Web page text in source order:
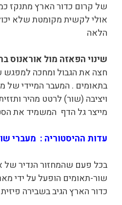
של קרום כדור הארץ מתנקז
אולי לקשית מקומטת שלא
הלאה
שינוי הפאזה מול אוראנוס
בתאומים . המעבר המיידי
ויציבה (שור) לרטט מהיר
מייצר גל הדף המשמיד את
עדות ההיסטוריה : מעברי
בכל פעם שהמחזור הנדיר של
שור-תאומים הופעל על ידי
כדור הארץ הגיב בשבירה